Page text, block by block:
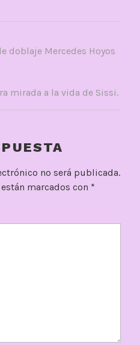
doblaje Mercedes Hoyos
mirada a la vida de Sissi.
no será publicada.
marcados con *